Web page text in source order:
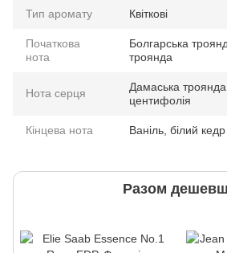
Тип аромату Квіткові
Початкова
нота
Болгарська
троянда
Нота серця
Дамаська
центифолія
Кінцева нота Ваніль, білий кедр
Разом